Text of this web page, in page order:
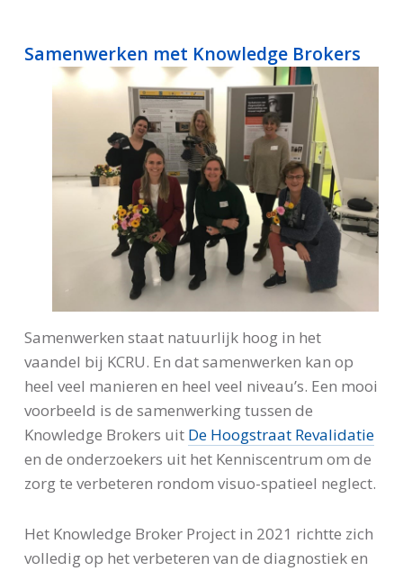
Samenwerken met Knowledge Brokers
Samenwerken staat natuurlijk hoog in het
vaandel bij KCRU. En dat samenwerken kan op
heel veel manieren en heel veel niveau’s. Een mooi
voorbeeld is de samenwerking tussen de
Knowledge Brokers uit De Hoogstraat Revalidatie
en de onderzoekers uit het Kenniscentrum om de
zorg te verbeteren rondom visuo-spatieel neglect.
Het Knowledge Broker Project in 2021 richtte zich
volledig op het verbeteren van de diagnostiek en